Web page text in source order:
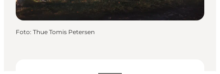
Foto: Thue Tomis Petersen